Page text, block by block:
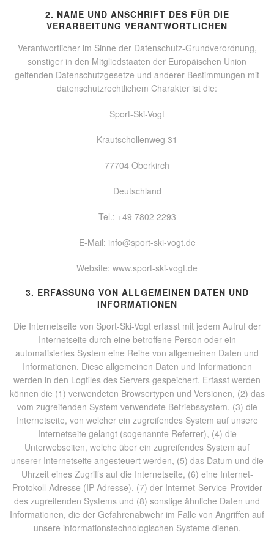
2. NAME UND ANSCHRIFT DES FÜR DIE
VERARBEITUNG VERANTWORTLICHEN
Verantwortlicher im Sinne der Datenschutz-Grundverordnung,
sonstiger in den Mitgliedstaaten der Europäischen Union
geltenden Datenschutzgesetze und anderer Bestimmungen mit
datenschutzrechtlichem Charakter ist die:
Sport-Ski-Vogt
Krautschollenweg 31
77704 Oberkirch
Deutschland
Tel.: +49 7802 2293
E-Mail: info@sport-ski-vogt.de
Website: www.sport-ski-vogt.de
3. ERFASSUNG VON ALLGEMEINEN DATEN UND
INFORMATIONEN
Die Internetseite von Sport-Ski-Vogt erfasst mit jedem Aufruf der
Internetseite durch eine betroffene Person oder ein
automatisiertes System eine Reihe von allgemeinen Daten und
Informationen. Diese allgemeinen Daten und Informationen
werden in den Logfiles des Servers gespeichert. Erfasst werden
können die (1) verwendeten Browsertypen und Versionen, (2) das
vom zugreifenden System verwendete Betriebssystem, (3) die
Internetseite, von welcher ein zugreifendes System auf unsere
Internetseite gelangt (sogenannte Referrer), (4) die
Unterwebseiten, welche über ein zugreifendes System auf
unserer Internetseite angesteuert werden, (5) das Datum und die
Uhrzeit eines Zugriffs auf die Internetseite, (6) eine Internet-
Protokoll-Adresse (IP-Adresse), (7) der Internet-Service-Provider
des zugreifenden Systems und (8) sonstige ähnliche Daten und
Informationen, die der Gefahrenabwehr im Falle von Angriffen auf
unsere informationstechnologischen Systeme dienen.